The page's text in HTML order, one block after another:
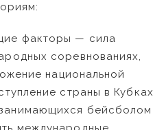
факторы — сила
соревнованиях,
национальной
страны в Кубках
бейсболом